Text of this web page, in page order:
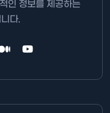
인 정보를 제공하는
다.